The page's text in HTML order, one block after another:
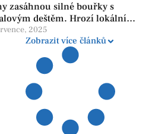
zasáhnou silné bouřky s
deštěm. Hrozí lokální
2025
Zobrazit více článků